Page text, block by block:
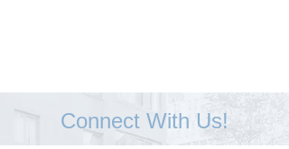
Connect With Us!